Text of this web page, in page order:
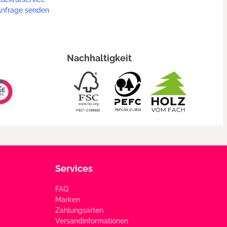
senden
Nachhaltigkeit
Services
FAQ
Marken
Zahlungsarten
Versandinformationen